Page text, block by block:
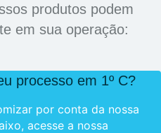
produtos podem
em sua operação:
processo em 1º C?
por conta da nossa
acesse a nossa